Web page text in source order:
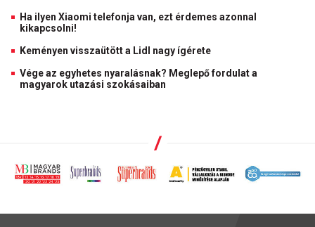
Ha ilyen Xiaomi telefonja van, ezt érdemes azonnal
kikapcsolni!
Keményen visszaütött a Lidl nagy ígérete
Vége az egyhetes nyaralásnak? Meglepő fordulat a
magyarok utazási szokásaiban